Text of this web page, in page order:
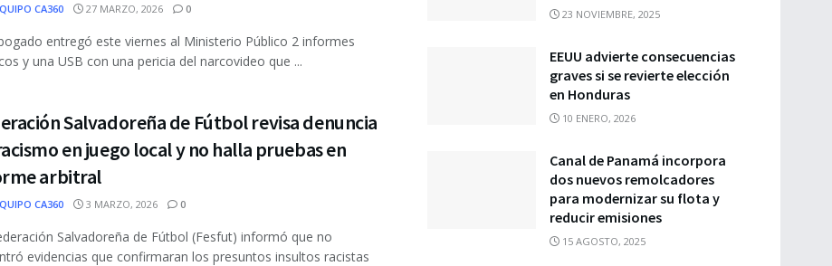
CA360 27 MARZO, 2026 0
entregó este viernes al Ministerio Público 2 informes
y una USB con una pericia del narcovideo que ...
Salvadoreña de Fútbol revisa denuncia
en juego local y no halla pruebas en
arbitral
CA360 3 MARZO, 2026 0
Salvadoreña de Fútbol (Fesfut) informó que no
evidencias que confirmaran los presuntos insultos racistas
23 NOVIEMBRE, 2025
EEUU advierte consecuencias
graves si se revierte elección
en Honduras
10 ENERO, 2026
Canal de Panamá incorpora
dos nuevos remolcadores
para modernizar su flota y
reducir emisiones
15 AGOSTO, 2025